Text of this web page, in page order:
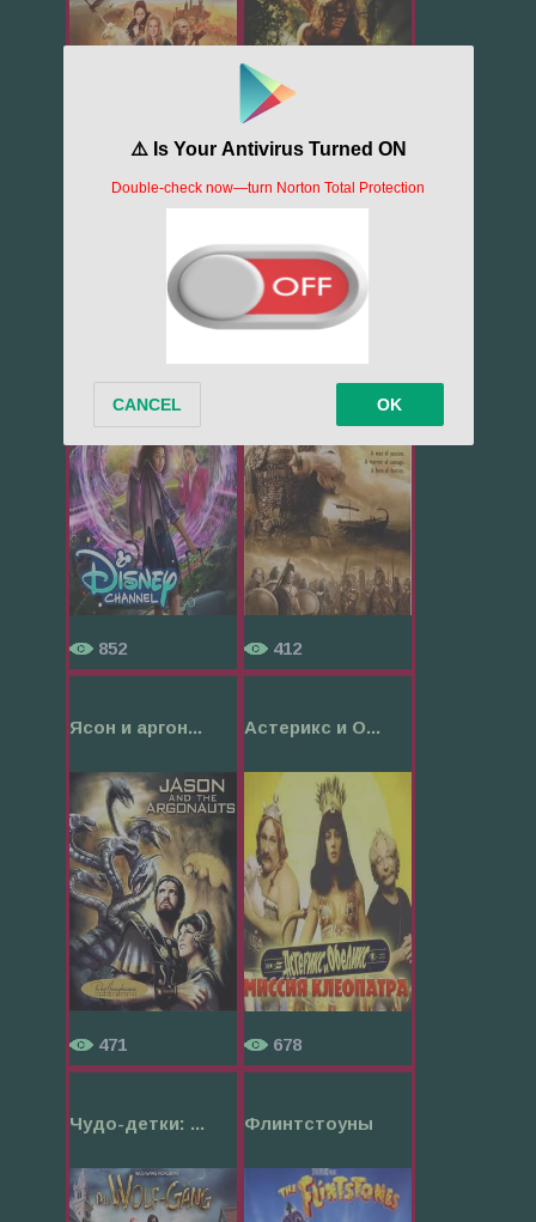
542
Магия-наобор...
852
Язон и аргон...
412
Ясон и аргон...
471
Астерикс и О...
678
Чудо-детки: ... Флинтстоуны